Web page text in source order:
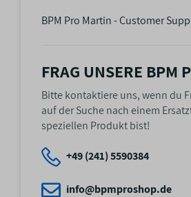
BPM Pro Martin - Customer
FRAG UNSERE BPM
Bitte kontaktiere uns, wenn du
auf der Suche nach einem
speziellen Produkt bist!
+49 (241) 5590384
info@bpmproshop.de